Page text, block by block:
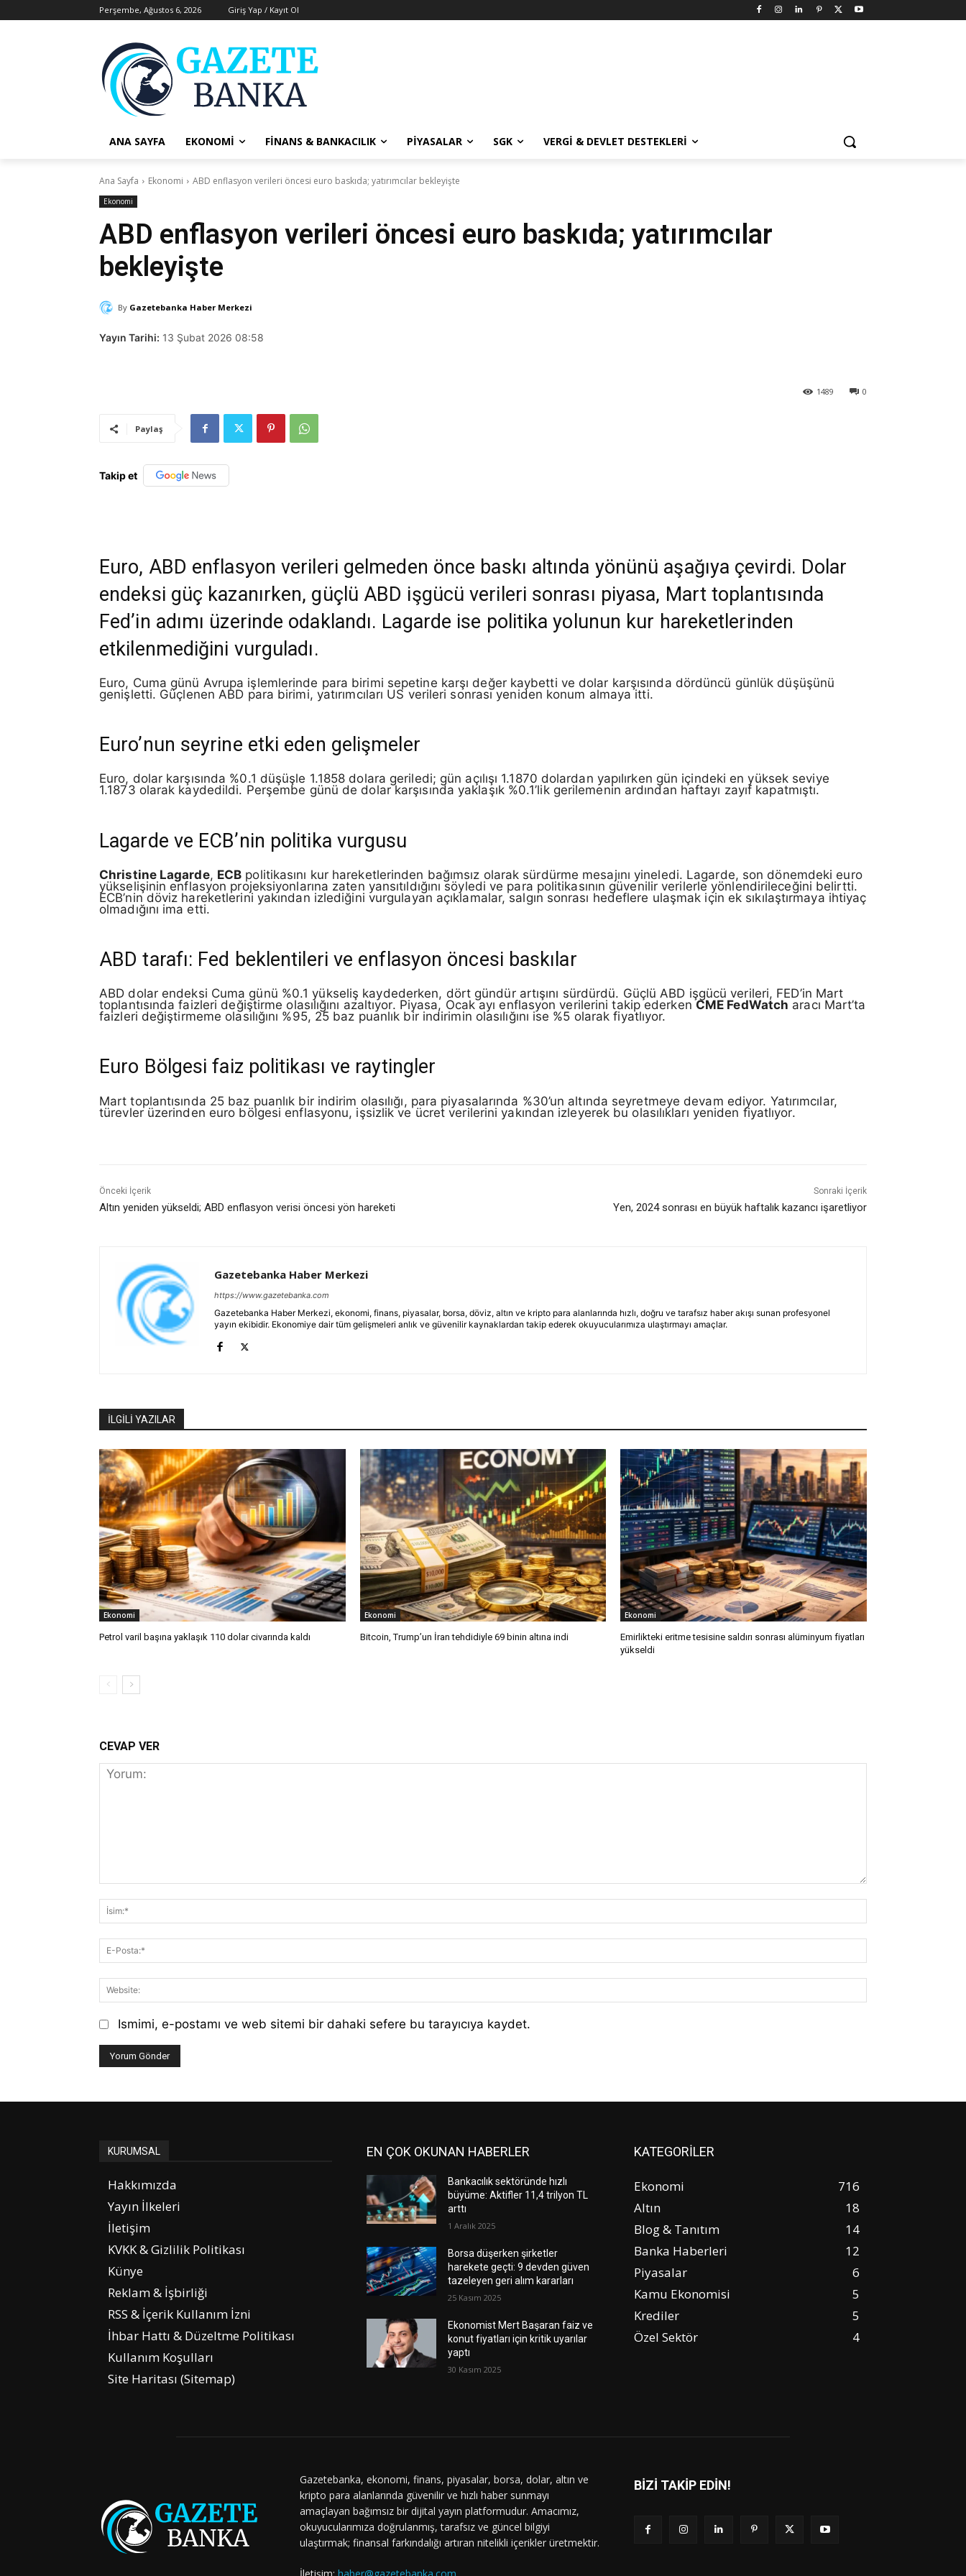
Perşembe, Ağustos 6, 2026 Giriş Yap / Kayıt Ol
ANA SAYFA EKONOMI FINANS & BANKACILIK PIYASALAR SGK VERGI & DEVLET DESTEKLERI
Ana Sayfa Ekonomi ABD enflasyon verileri öncesi euro baskıda; yatırımcılar bekleyişte
Ekonomi
ABD enflasyon verileri öncesi euro baskıda; yatırımcılar
bekleyişte
By Gazetebanka Haber Merkezi
Yayın Tarihi: 13 Şubat 2026 08:58
0
1489
Paylaş
Takip et
Euro, ABD enflasyon verileri gelmeden önce baskı altında yönünü aşağıya çevirdi. Dolar
endeksi güç kazanırken, güçlü ABD işgücü verileri sonrası piyasa, Mart toplantısında
Fed’in adımı üzerinde odaklandı. Lagarde ise politika yolunun kur hareketlerinden
etkilenmediğini vurguladı.
Euro, Cuma günü Avrupa işlemlerinde para birimi sepetine karşı değer kaybetti ve dolar karşısında dördüncü günlük düşüşünü
genişletti. Güçlenen ABD para birimi, yatırımcıları US verileri sonrası yeniden konum almaya itti.
Euro’nun seyrine etki eden gelişmeler
Euro, dolar karşısında %0.1 düşüşle 1.1858 dolara geriledi; gün açılışı 1.1870 dolardan yapılırken gün içindeki en yüksek seviye
1.1873 olarak kaydedildi. Perşembe günü de dolar karşısında yaklaşık %0.1’lik gerilemenin ardından haftayı zayıf kapatmıştı.
Lagarde ve ECB’nin politika vurgusu
Christine Lagarde, ECB politikasını kur hareketlerinden bağımsız olarak sürdürme mesajını yineledi. Lagarde, son dönemdeki euro
yükselişinin enflasyon projeksiyonlarına zaten yansıtıldığını söyledi ve para politikasının güvenilir verilerle yönlendirileceğini belirtti.
ECB’nin döviz hareketlerini yakından izlediğini vurgulayan açıklamalar, salgın sonrası hedeflere ulaşmak için ek sıkılaştırmaya ihtiyaç
olmadığını ima etti.
ABD tarafı: Fed beklentileri ve enflasyon öncesi baskılar
ABD dolar endeksi Cuma günü %0.1 yükseliş kaydederken, dört gündür artışını sürdürdü. Güçlü ABD işgücü verileri, FED’in Mart
toplantısında faizleri değiştirme olasılığını azaltıyor. Piyasa, Ocak ayı enflasyon verilerini takip ederkenCME FedWatch aracı Mart’ta
faizleri değiştirmeme olasılığını %95, 25 baz puanlık bir indirimin olasılığını ise %5 olarak fiyatlıyor.
Euro Bölgesi faiz politikası ve raytingler
Mart toplantısında 25 baz puanlık bir indirim olasılığı, para piyasalarında %30’un altında seyretmeye devam ediyor. Yatırımcılar,
türevler üzerinden euro bölgesi enflasyonu, işsizlik ve ücret verilerini yakından izleyerek bu olasılıkları yeniden fiyatlıyor.
Önceki İçerik
Altın yeniden yükseldi; ABD enflasyon verisi öncesi yön hareketi
Sonraki İçerik
Yen, 2024 sonrası en büyük haftalık kazancı işaretliyor
Gazetebanka Haber Merkezi
https://www.gazetebanka.com
Gazetebanka Haber Merkezi, ekonomi, finans, piyasalar, borsa, döviz, altın ve kripto para alanlarında hızlı, doğru ve tarafsız haber akışı sunan profesyonel
yayın ekibidir. Ekonomiye dair tüm gelişmeleri anlık ve güvenilir kaynaklardan takip ederek okuyucularımıza ulaştırmayı amaçlar.
İLGİLİ YAZILAR
Ekonomi
Petrol varil başına yaklaşık 110 dolar civarında kaldı
Ekonomi
Bitcoin, Trump’un İran tehdidiyle 69 binin altına indi
Ekonomi
Emirlikteki eritme tesisine saldırı sonrası alüminyum fiyatları
yükseldi
CEVAP VER
Yorum:
İsim:*
E-
Website:
Ismimi, e-postamı ve web sitemi bir dahaki sefere bu tarayıcıya kaydet.
KURUMSAL
Hakkımızda
Yayın İlkeleri
İletişim
KVKK & Gizlilik Politikası
Künye
Reklam & İşbirliği
RSS & İçerik Kullanım İzni
İhbar Hattı & Düzeltme Politikası
Kullanım Koşulları
Site Haritası (Sitemap)
EN ÇOK OKUNAN HABERLER
Bankacılık sektöründe hızlı
büyüme: Aktifler 11,4 trilyon TL
arttı
1 Aralık 2025
Borsa düşerken şirketler
harekete geçti: 9 devden güven
tazeleyen geri alım kararları
25 Kasım 2025
Ekonomist Mert Başaran faiz ve
konut fiyatları için kritik uyarılar
yaptı
30 Kasım 2025
KATEGORİLER
Ekonomi
716
Altın
18
Blog & Tanıtım
14
Banka Haberleri
12
Piyasalar
6
Kamu Ekonomisi
5
Krediler
5
Özel Sektör
4
Gazetebanka, ekonomi, finans, piyasalar, borsa, dolar, altın ve
kripto para alanlarında güvenilir ve hızlı haber sunmayı
amaçlayan bağımsız bir dijital yayın platformudur. Amacımız,
okuyucularımıza doğrulanmış, tarafsız ve güncel bilgiyi
ulaştırmak; finansal farkındalığı artıran nitelikli içerikler üretmektir.
BİZİ TAKİP EDİN!